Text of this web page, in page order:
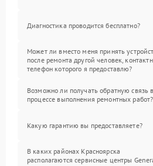
Диагностика проводится бесплатно?
Может ли вместо меня принять
после ремонта другой человек,
телефон которого я предоставлю?
Возможно ли получать обратную связь в
процессе выполнения ремонтных работ?
Какую гарантию вы предоставляете?
В каких районах Красноярска
располагаются сервисные центры